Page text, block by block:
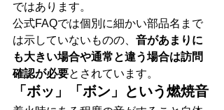
ではあります。
公式FAQでは個別に細かい部品名まで
は示していないものの、 音があまりに
も大きい場合や通常と違う場合は訪問
確認が必要とされています。
「ボッ」「ボン」という燃焼音